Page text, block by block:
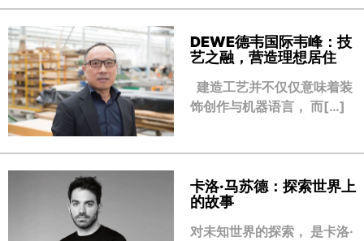
DEWE德韦国际韦峰：技
艺之融，营造理想居住
建造工艺并不仅仅意味着装
饰创作与机器语言， 而[…]
卡洛·马苏德：探索世界上
的故事
对未知世界的探索， 是卡洛·